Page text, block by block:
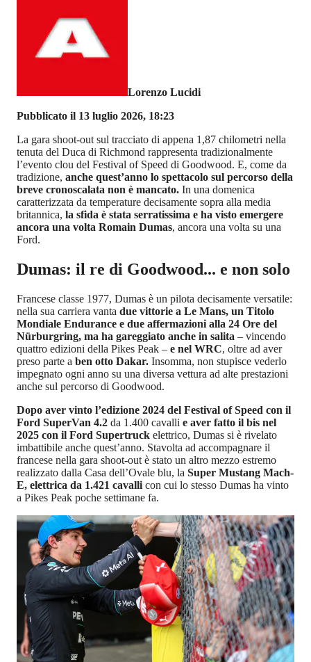
Lorenzo Lucidi
Pubblicato il 13 luglio 2026, 18:23
La gara shoot-out sul tracciato di appena 1,87 chilometri nella
tenuta del Duca di Richmond rappresenta tradizionalmente
l’evento clou del Festival of Speed di Goodwood. E, come da
tradizione, anche quest’anno lo spettacolo sul percorso della
breve cronoscalata non è mancato. In una domenica
caratterizzata da temperature decisamente sopra alla media
britannica, la sfida è stata serratissima e ha visto emergere
ancora una volta Romain Dumas, ancora una volta su una
Ford.
Dumas: il re di Goodwood... e non solo
Francese classe 1977, Dumas è un pilota decisamente versatile:
nella sua carriera vanta due vittorie a Le Mans, un Titolo
Mondiale Endurance e due affermazioni alla 24 Ore del
Nürburgring, ma ha gareggiato anche in salita – vincendo
quattro edizioni della Pikes Peak – e nel WRC, oltre ad aver
preso parte a ben otto Dakar. Insomma, non stupisce vederlo
impegnato ogni anno su una diversa vettura ad alte prestazioni
anche sul percorso di Goodwood.
Dopo aver vinto l’edizione 2024 del Festival of Speed con il
Ford SuperVan 4.2 da 1.400 cavalli e aver fatto il bis nel
2025 con il Ford Supertruck elettrico, Dumas si è rivelato
imbattibile anche quest’anno. Stavolta ad accompagnare il
francese nella gara shoot-out è stato un altro mezzo estremo
realizzato dalla Casa dell’Ovale blu, la Super Mustang Mach-
E, elettrica da 1.421 cavalli con cui lo stesso Dumas ha vinto
a Pikes Peak poche settimane fa.